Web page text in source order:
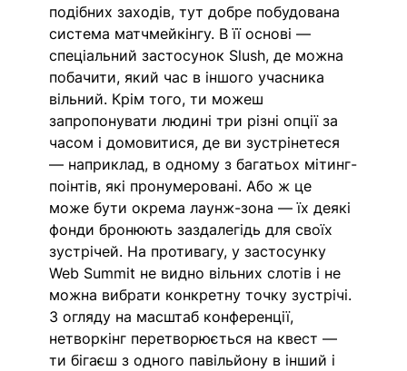
подібних заходів, тут добре побудована
система матчмейкінгу. В її основі —
спеціальний застосунок Slush, де можна
побачити, який час в іншого учасника
вільний. Крім того, ти можеш
запропонувати людині три різні опції за
часом і домовитися, де ви зустрінетеся
— наприклад, в одному з багатьох мітинг-
поінтів, які пронумеровані. Або ж це
може бути окрема лаунж-зона — їх деякі
фонди бронюють заздалегідь для своїх
зустрічей. На противагу, у застосунку
Web Summit не видно вільних слотів і не
можна вибрати конкретну точку зустрічі.
З огляду на масштаб конференції,
нетворкінг перетворюється на квест —
ти бігаєш з одного павільйону в інший і